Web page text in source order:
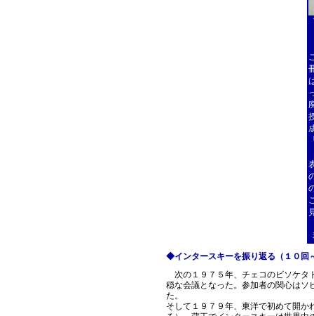
◆インタースキーを振り返る（１０回
次の１９７５年、チェコのビソケタ
穏な会議となった。参加者の関心はソ
た。
そして１９７９年、東洋で初めて開